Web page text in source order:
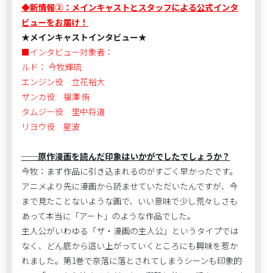
◆新情報②：メインキャストとスタッフによる公式インタ
ビューをお届け！
★メインキャストインタビュー★
■インタビュー対象者：
ルド： 今牧輝琉
エンジン役 立花裕大
ザンカ役 福澤 侑
タムジー役 里中将道
リヨウ役 星波
──原作漫画を読んだ印象はいかがでしたでしょうか？
今牧：まず作品に引き込まれるのがすごく早かったです。
アニメより先に漫画から読ませていただいたんですが、今
まで見たことないような画で、いい意味で少し荒々しさも
あって本当に「アート」のような作品でした。
主人公がいわゆる「ザ・漫画の主人公」というタイプでは
なく、どん底から這い上がっていくところにも興味を惹か
れました。第1巻で奈落に落とされてしまうシーンも印象的